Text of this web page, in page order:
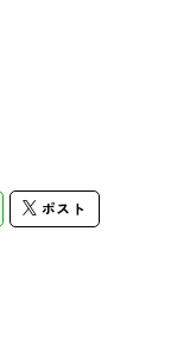
ポスト